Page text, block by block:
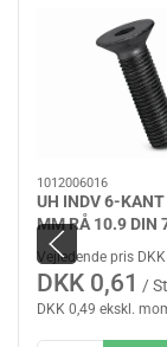
1012006016
UH INDV 6-
MM RÅ 10.9 DIN
Vejledende pris
DKK 0,61 /
DKK 0,49 ekskl.